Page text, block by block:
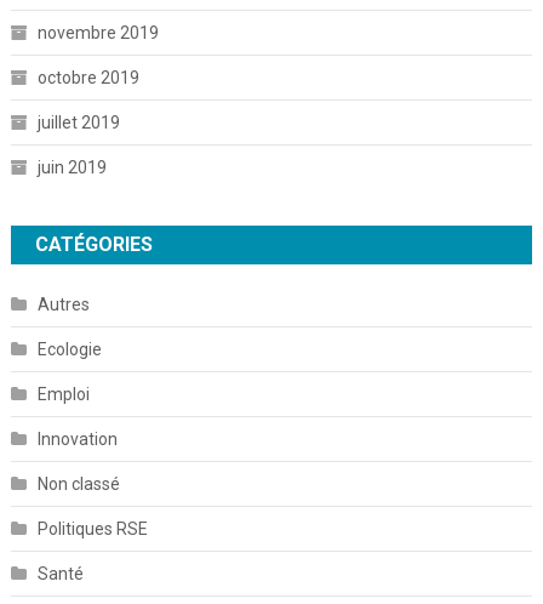
novembre 2019
octobre 2019
juillet 2019
juin 2019
CATÉGORIES
Autres
Ecologie
Emploi
Innovation
Non classé
Politiques RSE
Santé